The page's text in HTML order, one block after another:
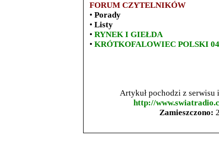
FORUM CZYTELNIKÓW
• Porady
• Listy
• RYNEK I GIEŁDA
• KRÓTKOFALOWIEC POLSKI
Artykuł pochodzi z
http://
Zamieszczono: